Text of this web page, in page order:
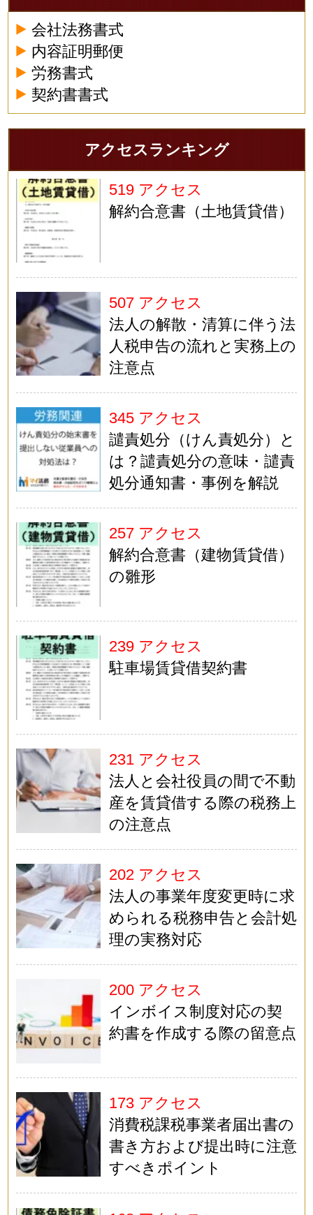
会社法務書式
内容証明郵便
労務書式
契約書書式
アクセスランキング
519 アクセス
解約合意書（土地賃貸借）
507 アクセス
法人の解散・清算に伴う法
人税申告の流れと実務上の
注意点
345 アクセス
譴責処分（けん責処分）と
は？譴責処分の意味・譴責
処分通知書・事例を解説
257 アクセス
解約合意書（建物賃貸借）
の雛形
239 アクセス
駐車場賃貸借契約書
231 アクセス
法人と会社役員の間で不動
産を賃貸借する際の税務上
の注意点
202 アクセス
法人の事業年度変更時に求
められる税務申告と会計処
理の実務対応
200 アクセス
インボイス制度対応の契
約書を作成する際の留意点
173 アクセス
消費税課税事業者届出書の
書き方および提出時に注意
すべきポイント